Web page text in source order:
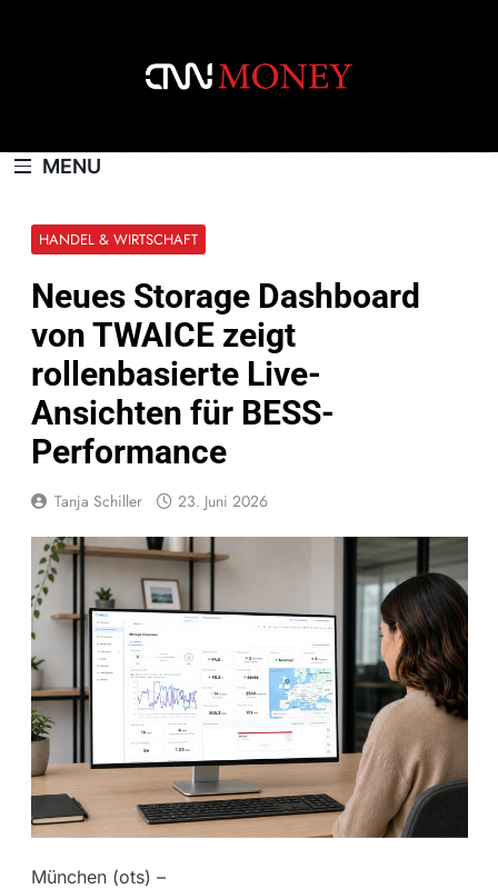
MENU
HANDEL & WIRTSCHAFT
Neues Storage Dashboard
von TWAICE zeigt
rollenbasierte Live-
Ansichten für BESS-
Performance
Tanja Schiller 23. Juni 2026
München (ots) –